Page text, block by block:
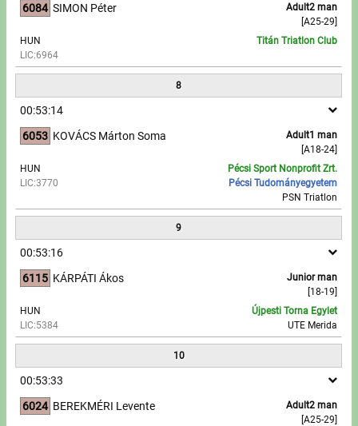
6084
Adult2 man
[A25-29]
SIMON Péter
HUN
LIC:6964
Titán Triatlon Club
8
00:53:14
6053
Adult1 man
[A18-24]
KOVÁCS Márton Soma
HUN
LIC:3770
Pécsi Sport Nonprofit Zrt.
Pécsi Tudományegyetem
PSN Triatlon
9
00:53:16
6115
Junior man
[18-19]
KÁRPÁTI Ákos
HUN
LIC:5384
Újpesti Torna Egylet
UTE Merida
10
00:53:33
6024
Adult2 man
[A25-29]
BEREKMÉRI Levente